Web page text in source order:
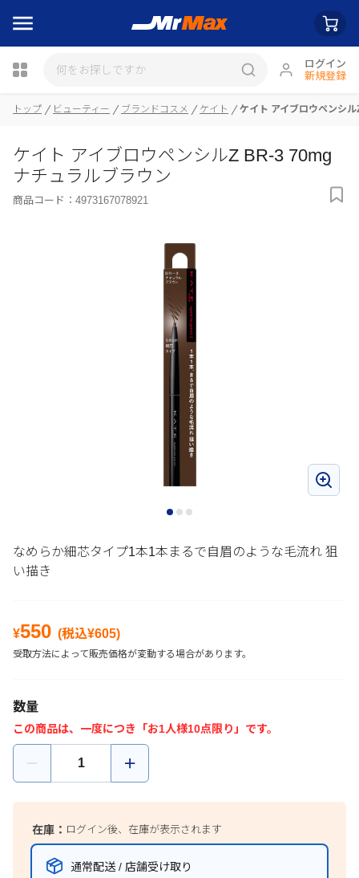
ログイン
新規登録
瓶詰
トップ ビューティー ブランドコスメ ケイト ケイト アイブロウペンシ
ケイト アイブロウペンシルZ BR-3 70mg
ナチュラルブラウン
商品コード： 4973167078921
なめらか細芯タイプ1本1本まるで自眉のような毛流れ 狙
い描き
¥550 (税込¥605)
受取方法によって販売価格が変動する場合があります。
数量
この商品は、一度につき「お1人様10点限り」です。
在庫： ログイン後、在庫が表示されます
通常配送 / 店舗受け取り